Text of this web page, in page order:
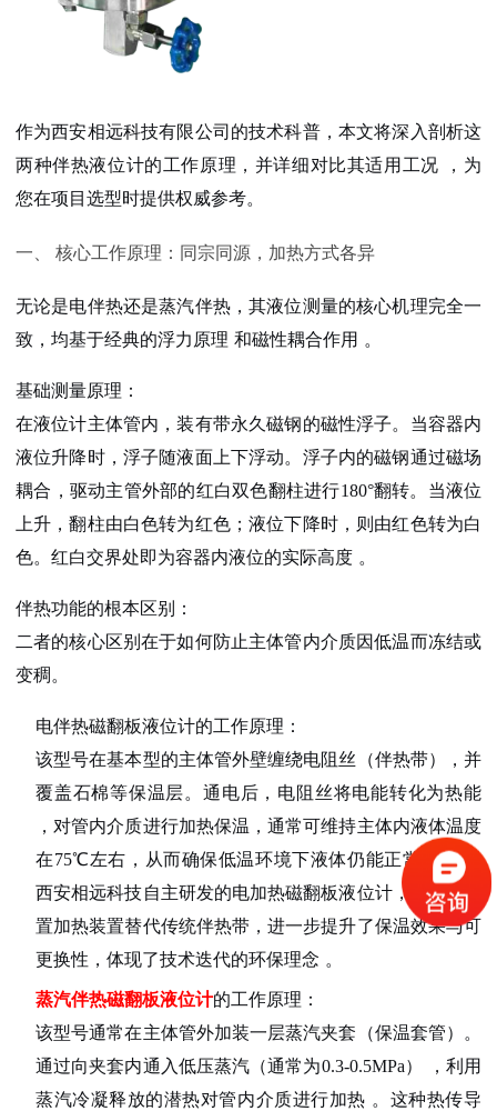
作为西安相远科技有限公司的技术科普，本文将深入剖析这
两种伴热液位计的工作原理 ，并详细对比其适用工况
，为
您在项目选型时提供权威参考。
一、 核心工作原理：同宗同源，加热方式各异
无论是电伴热还是蒸汽伴热，其液位测量的核心机理完全一
致 ，均基于经典的浮力原理 和磁性耦合作用 。
基础测量原理 ：
在液位计主体管内，装有带永久磁钢的磁性浮子。当容器内
液位升降时，浮子随液面上下浮动。浮子内的磁钢通过磁场
耦合，驱动主管外部的红白双色翻柱进行180°翻转。当液位
上升，翻柱由白色转为红色；液位下降时，则由红色转为白
色。红白交界处即为容器内液位的实际高度 。
伴热功能的根本区别
：
二者的核心区别在于如何防止主体管内介质因低温而冻结或
变稠。
电伴热磁翻板液位计的工作原理 ：
该型号在基本型的主体管外壁缠绕电阻丝（伴热带）
，并
覆盖石棉等保温层。通电后，电阻丝将电能转化为热能
，对管内介质进行加热保温，通常可维持主体内液体温度
在75℃左右，从而确保低温环境下液体仍能正常流动 。
西安相远科技自主研发的电加热磁翻板液位计，曾采用外
置加热装置替代传统伴热带，进一步提升了保温效果与可
更换性，体现了技术迭代的环保理念 。
蒸汽伴热磁翻板液位计的工作原理 ：
该型号通常在主体管外加装一层蒸汽夹套（保温套管）
。
通过向夹套内通入低压蒸汽（通常为0.3-0.5MPa）
，利用
蒸汽冷凝释放的潜热对管内介质进行加热 。这种热传导